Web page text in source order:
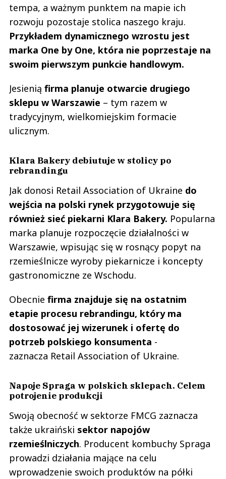
tempa, a ważnym punktem na mapie ich
rozwoju pozostaje stolica naszego kraju.
Przykładem dynamicznego wzrostu jest
marka One by One, która nie poprzestaje na
swoim pierwszym punkcie handlowym.
Jesienią firma planuje otwarcie drugiego
sklepu w Warszawie – tym razem w
tradycyjnym, wielkomiejskim formacie
ulicznym.
Klara Bakery debiutuje w stolicy po
rebrandingu
Jak donosi Retail Association of Ukraine do
wejścia na polski rynek przygotowuje się
również sieć piekarni Klara Bakery. Popularna
marka planuje rozpoczęcie działalności w
Warszawie, wpisując się w rosnący popyt na
rzemieślnicze wyroby piekarnicze i koncepty
gastronomiczne ze Wschodu.
Obecnie firma znajduje się na ostatnim
etapie procesu rebrandingu, który ma
dostosować jej wizerunek i ofertę do
potrzeb polskiego konsumenta -
zaznacza Retail Association of Ukraine.
Napoje Spraga w polskich sklepach. Celem
potrojenie produkcji
Swoją obecność w sektorze FMCG zaznacza
także ukraiński sektor napojów
rzemieślniczych. Producent kombuchy Spraga
prowadzi działania mające na celu
wprowadzenie swoich produktów na półki